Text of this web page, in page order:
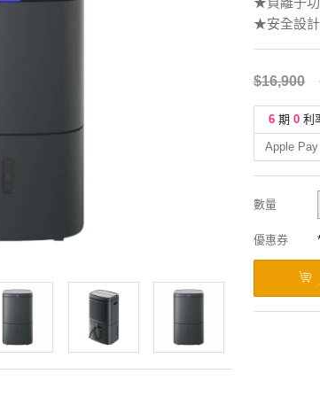
★安全設
$16,900
6 期 0 利
Apple Pay
數量
優惠券